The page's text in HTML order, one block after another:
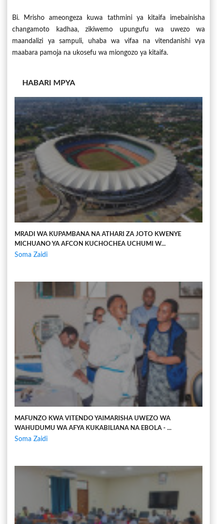
Bi. Mrisho ameongeza kuwa tathmini ya kitaifa imebainisha
changamoto kadhaa, zikiwemo upungufu wa uwezo wa
maandalizi ya sampuli, uhaba wa vifaa na vitendanishi vya
maabara pamoja na ukosefu wa miongozo ya kitaifa.
HABARI MPYA
MRADI WA KUPAMBANA NA ATHARI ZA JOTO KWENYE
MICHUANO YA AFCON KUCHOCHEA UCHUMI W...
Soma Zaidi
MAFUNZO KWA VITENDO YAIMARISHA UWEZO WA
WAHUDUMU WA AFYA KUKABILIANA NA EBOLA - ...
Soma Zaidi